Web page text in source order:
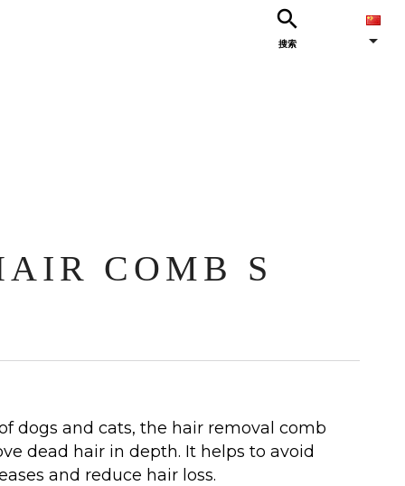

搜索 
COMB S
dogs and cats, the hair removal comb
dead hair in depth. It helps to avoid
and reduce hair loss.